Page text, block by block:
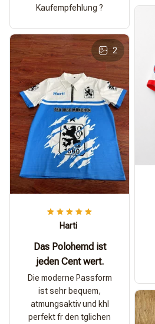
Kaufempfehlung ?
2
Harti
Das Polohemd ist
jeden Cent wert.
Die moderne Passform
ist sehr bequem,
atmungsaktiv und khl
perfekt fr den tglichen